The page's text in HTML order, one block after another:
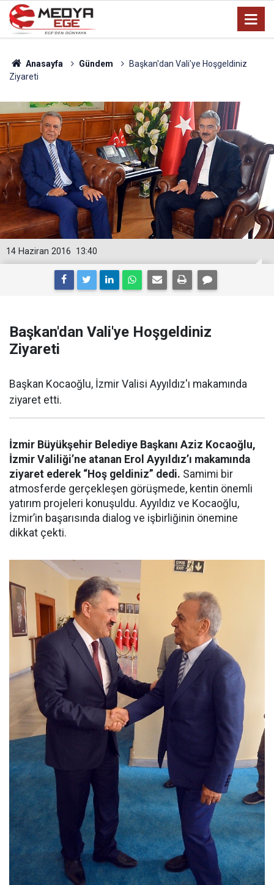
Anasayfa Gündem
Başkan'dan Vali'ye Hoşgeldiniz
Ziyareti
13:40
14 Haziran 2016
Başkan'dan Vali'ye Hoşgeldiniz
Ziyareti
Başkan Kocaoğlu, İzmir Valisi Ayyıldız'ı makamında
ziyaret etti.
İzmir Büyükşehir Belediye Başkanı Aziz Kocaoğlu,
İzmir Valiliği’ne atanan Erol Ayyıldız’ı makamında
ziyaret ederek “Hoş geldiniz” dedi. Samimi bir
atmosferde gerçekleşen görüşmede, kentin önemli
yatırım projeleri konuşuldu. Ayyıldız ve Kocaoğlu,
İzmir’in başarısında dialog ve işbirliğinin önemine
dikkat çekti.